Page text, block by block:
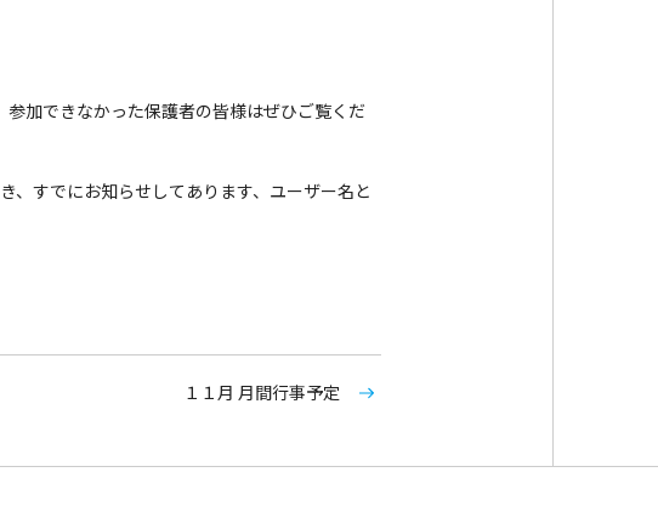
加できなかった保護者の皆様はぜひご覧くだ
すでにお知らせしてあります、ユーザー名と
１１月 月間行事予定